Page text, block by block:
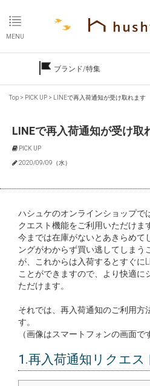
MENU
ブランド/特集
Top > PICK UP > LINEで再入荷通知が受け取れます
LINEで再入荷通知が受け取
PICK UP
2020/09/09（水）
ハシュケのオンラインショップで
クエスト機能をご利用いただけま
今までは在庫がないとあきらめて
ングがわからず買い逃してしまう
が、これからは入荷するとすぐに
ことができますので、より快適に
ただけます。
それでは、再入荷通知のご利用方
す。
（画像はスマートフォンの画面で
1.再入荷通知リクエス